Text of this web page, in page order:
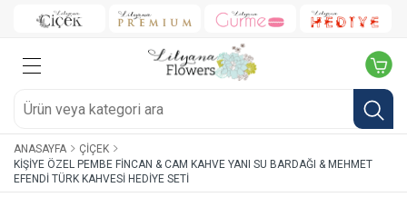
ANASAYFA
ÇIÇEK
KIŞIYE ÖZEL PEMBE FINCAN & CAM KAHVE YANI SU BARDAĞI & MEHMET
EFENDI TÜRK KAHVESI HEDIYE SETI